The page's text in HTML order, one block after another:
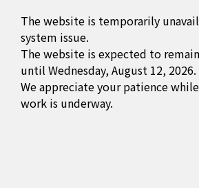
The website is temporarily
system issue.
The website is expected to
until Wednesday, August 12, 2026.
We appreciate your patience
work is underway.